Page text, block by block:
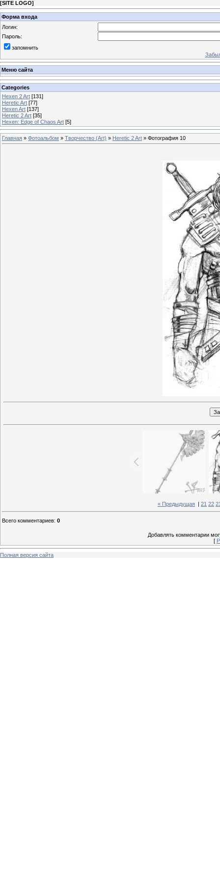
[SITE LOGO]
Форма входа
Логин:
Пароль:
запомнить
Меню сайта
Categories
Hexen 2 Art [131]
Heretic Art [77]
Hexen Art [137]
Heretic 2 Art [35]
Hexen: Edge of Chaos Art [5]
Главная » Фотоальбом » Творчество (Art) » Heretic 2 Art » Фотография 10
« Предыдущая 21 22
Всего комментариев: 0
Добавлять комментарии
[
Полная версия сайта